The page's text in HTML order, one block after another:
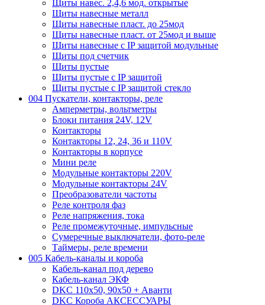
Щиты навес. 2,4,6 мод. открытые
Щиты навесные металл
Щиты навесные пласт. до 25мод
Щиты навесные пласт. от 25мод и выше
Щиты навесные с IP защитой модульные
Щиты под счетчик
Щиты пустые
Щиты пустые с IP защитой
Щиты пустые с IP защитой стекло
004 Пускатели, контакторы, реле
Амперметры, вольтметры
Блоки питания 24V, 12V
Контакторы
Контакторы 12, 24, 36 и 110V
Контакторы в корпусе
Мини реле
Модульные контакторы 220V
Модульные контакторы 24V
Преобразователи частоты
Реле контроля фаз
Реле напряжения, тока
Реле промежуточные, импульсные
Сумеречные выключатели, фото-реле
Таймеры, реле времени
005 Кабель-каналы и короба
Кабель-канал под дерево
Кабель-канал ЭКФ
DKC 110х50, 90х50 + Аванти
DKC Короба АКСЕССУАРЫ